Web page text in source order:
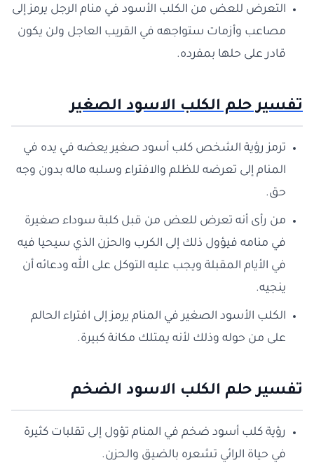
التعرض للعض من الكلب الأسود في منام الرجل يرمز إلى
مصاعب وأزمات ستواجهه في القريب العاجل ولن يكون
قادر على حلها بمفرده.
تفسير حلم الكلب الاسود الصغير
ترمز رؤية الشخص كلب أسود صغير يعضه في يده في
المنام إلى تعرضه للظلم والافتراء وسلبه ماله بدون وجه
حق.
من رأى أنه تعرض للعض من قبل كلبة سوداء صغيرة
في منامه فيؤول ذلك إلى الكرب والحزن الذي سيحيا فيه
في الأيام المقبلة ويجب عليه التوكل على الله ودعائه أن
ينجيه.
الكلب الأسود الصغير في المنام يرمز إلى افتراء الحالم
على من حوله وذلك لأنه يمتلك مكانة كبيرة.
تفسير حلم الكلب الاسود الضخم
رؤية كلب أسود ضخم في المنام تؤول إلى تقلبات كثيرة
في حياة الرائي تشعره بالضيق والحزن.